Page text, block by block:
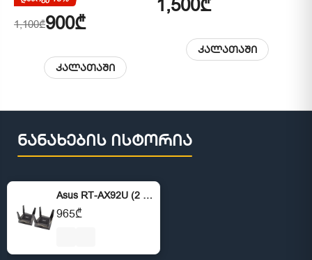
1,100₾900₾
კალათაში
1,500₾
კალათაში
ნანახების ისტორია
Asus RT-AX92U (2 Pack) Performance Mesh Tri-Band 802.11 AX6100 Wi-Fi Route
965₾